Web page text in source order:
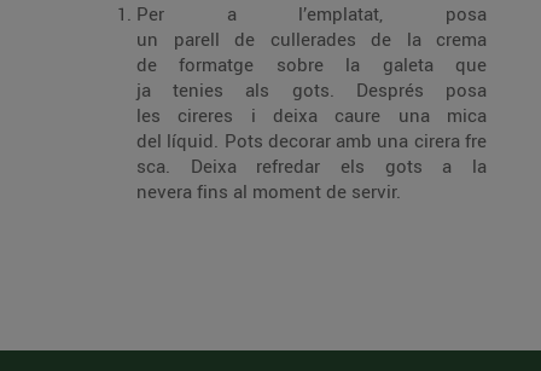
Per a l’emplatat, posa
un parell de cullerades de la crema
de formatge sobre la galeta que
ja tenies als gots. Després posa
les cireres i deixa caure una mica
del líquid. Pots decorar amb una cirera fre
sca. Deixa refredar els gots a la
nevera fins al moment de servir.